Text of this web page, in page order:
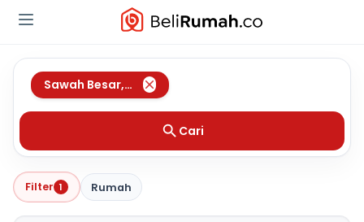
Sawah Besar, Jakarta Pusat
Cari
Filter 1 Rumah